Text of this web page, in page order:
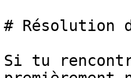
# Résolution
Si tu